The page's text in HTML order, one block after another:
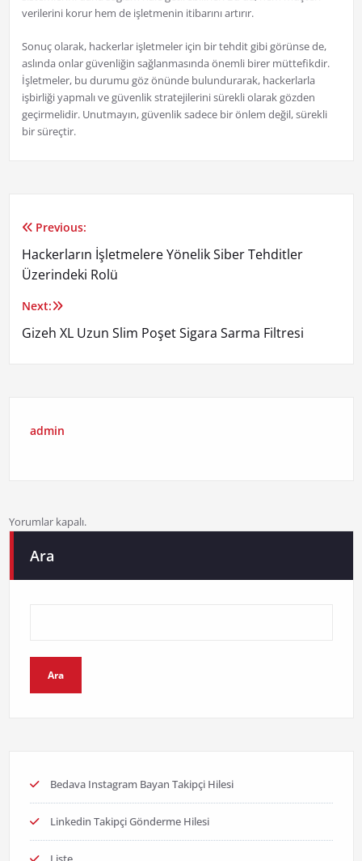
verilerini korur hem de işletmenin itibarını artırır.
Sonuç olarak, hackerlar işletmeler için bir tehdit gibi görünse de,
aslında onlar güvenliğin sağlanmasında önemli birer müttefikdir.
İşletmeler, bu durumu göz önünde bulundurarak, hackerlarla
işbirliği yapmalı ve güvenlik stratejilerini sürekli olarak gözden
geçirmelidir. Unutmayın, güvenlik sadece bir önlem değil, sürekli
bir süreçtir.
Yazı
gezinmesi
Previous:
Hackerların İşletmelere Yönelik Siber Tehditler
Üzerindeki Rolü
Next:
Gizeh XL Uzun Slim Poşet Sigara Sarma Filtresi
admin
Yorumlar kapalı.
Ara
Ara
Bedava Instagram Bayan Takipçi Hilesi
Linkedin Takipçi Gönderme Hilesi